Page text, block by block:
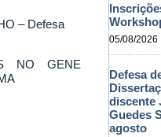
– Defesa
NO GENE
05/08/2026
Defesa
discente
Guedes
agosto